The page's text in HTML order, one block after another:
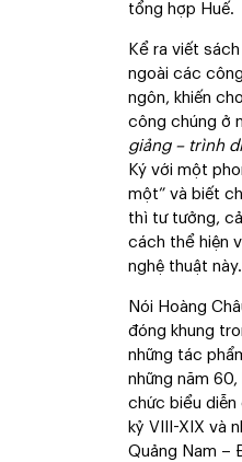
tổng hợp Huế.
Kể ra viết
ngoài các
ngôn, khiến
công chúng ở
giảng – trình
Ký với một
một” và biết
thì tư tưởng,
cách thể hiện
nghệ thuật này.
Nói Hoàng
đóng khung
những tác
những năm
chức biểu diễn
kỷ VIII-XIX và
Quảng Nam –